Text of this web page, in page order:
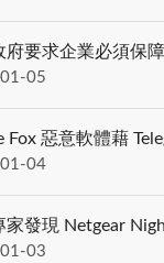
府要求企業必須保
05
Fox 惡意軟體藉
04
家發現 Netgear
03